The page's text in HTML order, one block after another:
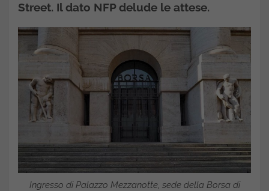
Street. Il dato NFP delude le attese.
Ingresso di Palazzo Mezzanotte, sede della Borsa di